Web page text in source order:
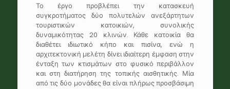
Το έργο προβλέπει την κατασκευή
συγκροτήματος δύο πολυτελών ανεξάρτητων
τουριστικών κατοικιών, συνολικής
δυναμικότητας 20 κλινών. Κάθε κατοικία θα
διαθέτει ιδιωτικό κήπο και πισίνα, ενώ η
αρχιτεκτονική μελέτη δίνει ιδιαίτερη έμφαση στην
ένταξη των κτισμάτων στο φυσικό περιβάλλον
και στη διατήρηση της τοπικής αισθητικής. Μία
από τις δύο μονάδες θα είναι πλήρως προσβάσιμη